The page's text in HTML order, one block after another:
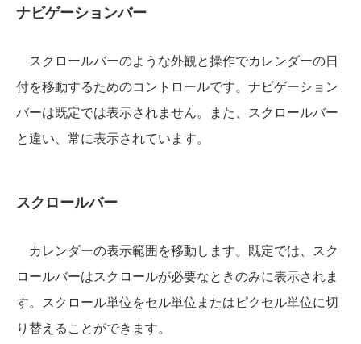
ナビゲーションバー
スクロールバーのような外観と操作でカレンダーの日
付を移動するためのコントロールです。ナビゲーション
バーは既定では表示されません。また、スクロールバー
と違い、常に表示されています。
スクロールバー
カレンダーの表示範囲を移動します。既定では、スク
ロールバーはスクロールが必要なときのみに表示されま
す。スクロール単位をセル単位またはピクセル単位に切
り替えることができます。